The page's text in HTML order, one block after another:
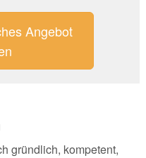
Angebot
gründlich, kompetent,